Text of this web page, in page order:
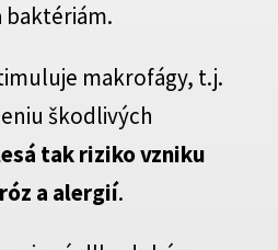
makrofágy, t.j.
škodlivých
tak riziko vzniku
a alergií.